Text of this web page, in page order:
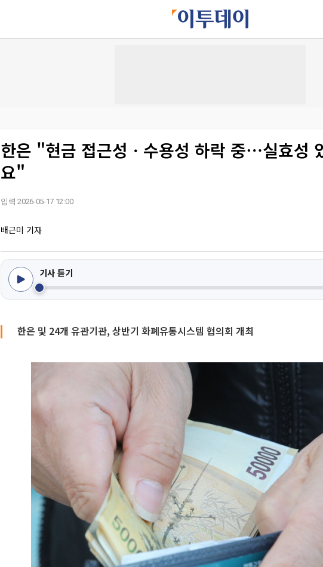
한은 "현금 접근성ㆍ수용성 하락 중⋯실효성
요"
입력 2026-05-17 12:00
배근미 기자
기사 듣기
한은 및 24개 유관기관, 상반기 화폐유통시스템 협의회 개최